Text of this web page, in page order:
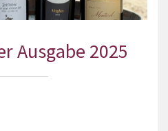
Ausgabe 2025